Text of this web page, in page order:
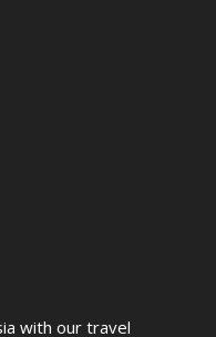
with our travel